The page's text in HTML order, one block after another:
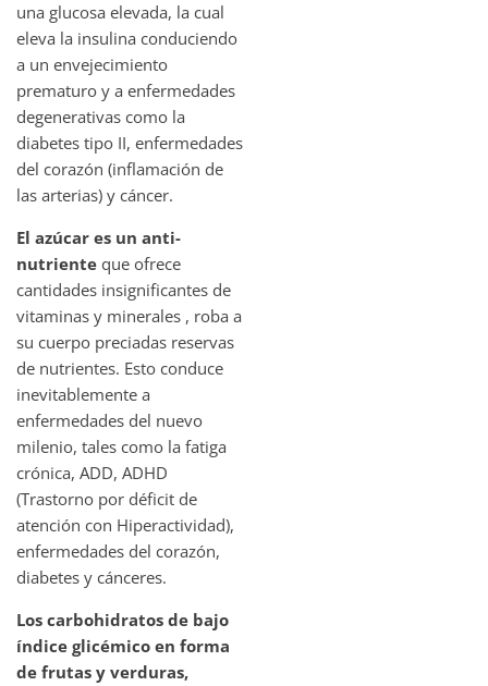
una glucosa elevada, la cual
eleva la insulina conduciendo
a un envejecimiento
prematuro y a enfermedades
degenerativas como la
diabetes tipo II, enfermedades
del corazón (inflamación de
las arterias) y cáncer.
El azúcar es un anti-
nutriente que ofrece
cantidades insignificantes de
vitaminas y minerales , roba a
su cuerpo preciadas reservas
de nutrientes. Esto conduce
inevitablemente a
enfermedades del nuevo
milenio, tales como la fatiga
crónica, ADD, ADHD
(Trastorno por déficit de
atención con Hiperactividad),
enfermedades del corazón,
diabetes y cánceres.
Los carbohidratos de bajo
índice glicémico en forma
de frutas y verduras,